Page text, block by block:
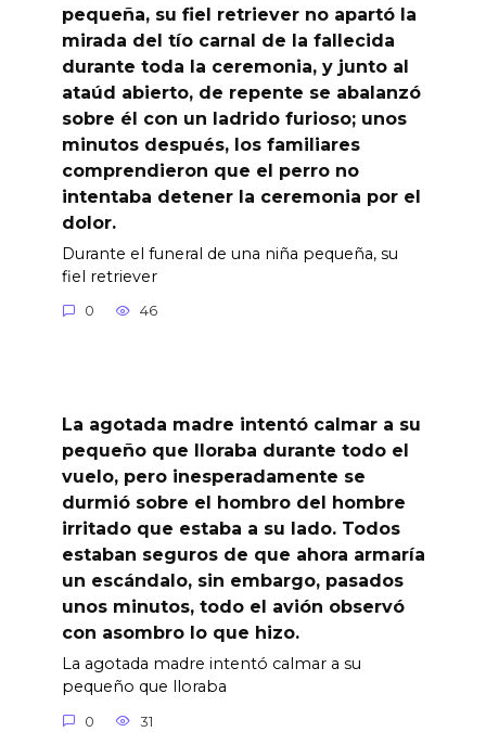
pequeña, su fiel retriever no apartó la
mirada del tío carnal de la fallecida
durante toda la ceremonia, y junto al
ataúd abierto, de repente se abalanzó
sobre él con un ladrido furioso; unos
minutos después, los familiares
comprendieron que el perro no
intentaba detener la ceremonia por el
dolor.
Durante el funeral de una niña pequeña, su
fiel retriever
0 46
La agotada madre intentó calmar a su
pequeño que lloraba durante todo el
vuelo, pero inesperadamente se
durmió sobre el hombro del hombre
irritado que estaba a su lado. Todos
estaban seguros de que ahora armaría
un escándalo, sin embargo, pasados
unos minutos, todo el avión observó
con asombro lo que hizo.
La agotada madre intentó calmar a su
pequeño que lloraba
0 31